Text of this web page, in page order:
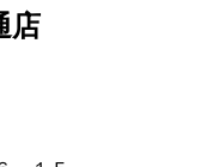
店